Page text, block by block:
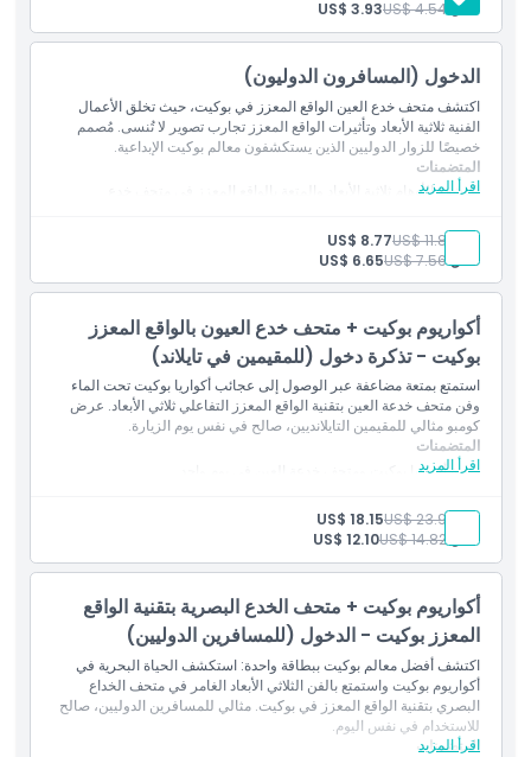
ساعات العمل
ما يجب معرفته
الموقع
سياسة الإلغاء
طفل: US$ 4.54
US$ 3.93
الدخول (المسافرون الدوليون)
اكتشف متحف خدع العين الواقع المعزز في بوكيت، حيث تخلق الأعمال
الفنية ثلاثية الأبعاد وتأثيرات الواقع المعزز تجارب تصوير لا تُنسى. مُصمم
خصيصًا للزوار الدوليين الذين يستكشفون معالم بوكيت الإبداعية.
اقرأ المزيد
المتضمنات
اكتشف الأوهام ثلاثية الأبعاد والمتعة بالواقع المعزز في متحف خدع
مصمم للزوار الدوليين.
بالغ: US$ 11.80
US$ 8.77
طفل:US$ 7.56
US$ 6.65
أكواريوم بوكيت + متحف خدع العيون بالواقع المعزز
بوكيت - تذكرة دخول (للمقيمين في تايلاند)
استمتع بمتعة مضاعفة عبر الوصول إلى عجائب أكواريا بوكيت تحت الماء
وفن متحف خدعة العين بتقنية الواقع المعزز التفاعلي ثلاثي الأبعاد. عرض
كومبو مثالي للمقيمين التايلانديين، صالح في نفس يوم الزيارة.
اقرأ المزيد
المتضمنات
زيارة أكواريا بوكيت ومتحف خدعة العين في يوم واحد.
بالغ:
US$ 23.90
US$ 18.15
طفل:US$ 14.82
US$ 12.10
أكواريوم بوكيت + متحف الخدع البصرية بتقنية الواقع
المعزز بوكيت - الدخول (للمسافرين الدوليين)
اكتشف أفضل معالم بوكيت ببطاقة واحدة: استكشف الحياة البحرية في
أكواريوم بوكيت واستمتع بالفن الثلاثي الأبعاد الغامر في متحف الخداع
البصري بتقنية الواقع المعزز في بوكيت. مثالي للمسافرين الدوليين، صالح
للاستخدام في نفس اليوم.
اقرأ المزيد
المتضمنات